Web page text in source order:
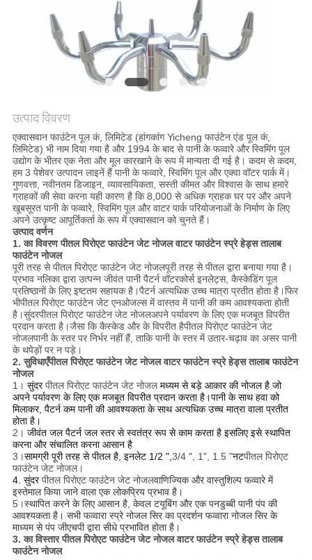
PRIVACY
उत्पाद विवरण
एक्वासवान फाउंटेन पूल कं, लिमिटेड (हांगकांग Yicheng फाउंटेन एंड पूल कं,
लिमिटेड) भी नाम दिया गया है और 1994 के बाद से पानी के फव्वारे और स्विमिंग पूल
उद्योग के भीतर एक नेता और मूल कारखाने के रूप में मान्यता दी गई है। कदम से कदम,
हम 3 पेशेवर उत्पादन लाइनें हैं पानी के फव्वारे, स्विमिंग पूल और एक्वा वॉटर पार्क में।
गुणवत्ता, नवीनतम डिजाइन, व्यावसायिकता, सस्ती कीमत और विश्वास के साथ हमारे
ग्राहकों की सेवा करना यही कारण है कि 8,000 से अधिक ग्राहक घर पर और अपने
खूबसूरत पानी के फव्वारे, स्विमिंग पूल और वाटर पार्क परियोजनाओं के निर्माण के लिए
अपने उत्कृष्ट आपूर्तिकर्ता के रूप में एक्वासवान को चुनते हैं।
उत्पाद वर्णन
1. का विवरणपीतल पिरोएट फाउंटेन जेट नोजल वाटर फाउंटेन स्प्रे हेड्स तालाब
फाउंटेन नोजल
पूरी तरह सेपीतल पिरोएट फाउंटेन जेट नोजलपूरी तरह से पीतल द्वारा बनाया गया है।
प्रभाव नलिका द्वारा उत्पन्न जीवंत पानी पैटर्न वॉटरकोर्स इनलेट्स, कैस्केडिंग पूल
प्रतिष्ठानों के लिए इष्टतम सहायक है।पैटर्न अत्यधिक उच्च मात्रा प्रतीत होता है।फिर
भीपीतल पिरोएट फाउंटेन जेट एनओजल्स में वास्तव में पानी की कम आवश्यकता होती
है।सुंदरपीतल पिरोएट फाउंटेन जेट नोजलअपने पर्यावरण के लिए एक मजबूत विपरीत
प्रदान करता है।जैसा कि कैस्केड और के विपरीत हैपीतल पिरोएट फाउंटेन जेट
नोजलपानी के स्तर पर निर्भर नहीं हैं, ताकि पानी के स्तर में उतार-चढ़ाव का असर पानी
के थपेड़ों पर न पड़े।
2. सुविधाएँपीतल पिरोएट फाउंटेन जेट नोजल वाटर फाउंटेन स्प्रे हेड्स तालाब फाउंटेन
नोजल
1। सुंदरपीतल पिरोएट फाउंटेन जेट नोजल मध्यम से बड़े आकार की नोजल है जो
अपने पर्यावरण के लिए एक मजबूत विपरीत प्रदान करता है।पानी के साथ हवा को
मिलाकर, पैटर्न कम पानी की आवश्यकता के साथ अत्यधिक उच्च मात्रा वाला प्रतीत
होता है।
2। जीवंत जल पैटर्न जल स्तर से स्वतंत्र रूप से काम करता है इसलिए इसे स्थापित
करना और संचालित करना आसान है
3।सामग्री पूरी तरह से पीतल है, इनलेट 1/2 ",3/4 ", 1", 1.5 "नटपीतल पिरोएट
फाउंटेन जेट नोजल।
4. सुंदरपीतल पिरोएट फाउंटेन जेट नोजलवाणिज्यिक और वास्तुशिल्प फव्वारे में
इस्तेमाल किया जाने वाला एक लोकप्रिय प्रभाव है।
5।स्थापित करने के लिए आसान है, केवल टयूबिंग और एक पनडुब्बी पानी पंप की
आवश्यकता है। सभी फव्वारा स्प्रे नोजल सिर का प्रदर्शन फव्वारा नोजल सिर के
माध्यम से पंप जीएचपी द्वारा सीधे प्रभावित होता है।
3. का विस्तार पीतल पिरोएट फाउंटेन जेट नोजल वाटर फाउंटेन स्प्रे हेड्स तालाब
फाउंटेन नोजल